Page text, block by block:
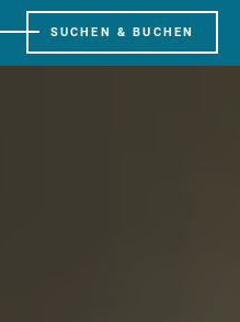
SUCHEN & BUCHEN